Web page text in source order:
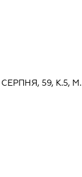
59, К.5, М.